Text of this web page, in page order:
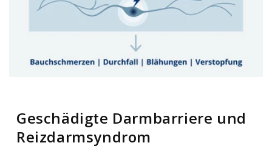
Geschädigte Darmbarriere und
Reizdarmsyndrom